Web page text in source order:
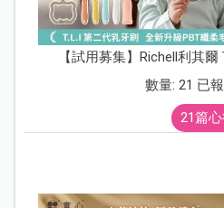
【試用募集】Richell利其
數量: 21 已
21篇